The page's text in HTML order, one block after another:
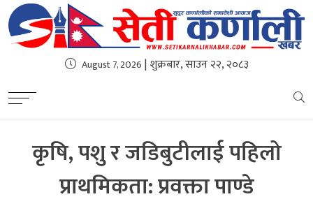
August 7, 2026 | शुक्रबार, साउन २२, २०८३
कृषि, पशु र जडिबुटीलाई पहिलो
प्राथमिकता: प्रवक्ता पाण्डे